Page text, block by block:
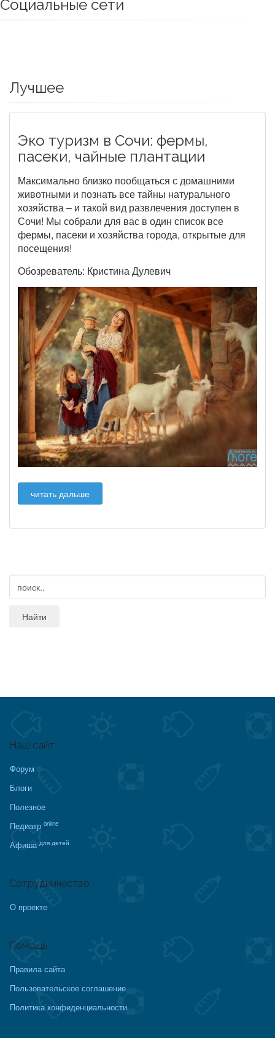
Социальные сети
Лучшее
Эко туризм в Сочи: фермы,
пасеки, чайные плантации
Максимально близко пообщаться с домашними
животными и познать все тайны натурального
хозяйства – и такой вид развлечения доступен в
Сочи! Мы собрали для вас в один список все
фермы, пасеки и хозяйства города, открытые для
посещения!
Обозреватель: Кристина Дулевич
читать дальше
Наш сайт
Форум
Блоги
Полезное
Педиатр online
Афиша для детей
Сотрудничество
О проекте
Помощь
Правила сайта
Пользовательское соглашение
Политика конфиденциальности